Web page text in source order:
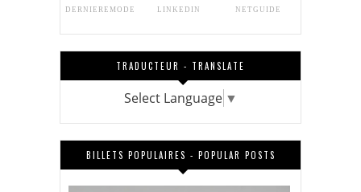
DERNIEREMODE LINKEDIN NETGUIDE
TRADUCTEUR - TRANSLATE
Select Language ▼
BILLETS POPULAIRES - POPULAR POSTS